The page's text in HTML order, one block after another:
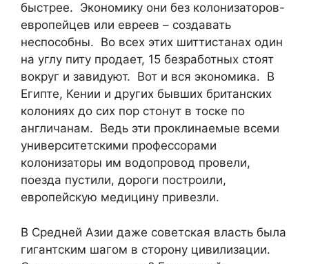
быстрее. Экономику они без колонизаторов-
европейцев или евреев – создавать
неспособны. Во всех этих шиттистанах один
на углу питу продает, 15 безработных стоят
вокруг и завидуют. Вот и вся экономика. В
Египте, Кении и других бывших британских
колониях до сих пор стонут в тоске по
англичанам. Ведь эти проклинаемые всеми
университетскими профессорами
колонизаторы им водопровод провели,
поезда пустили, дороги построили,
европейскую медицину привезли.
В Средней Азии даже советская власть была
гигантским шагом в сторону цивилизации.